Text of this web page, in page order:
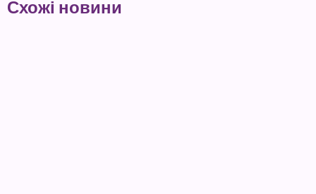
Схожі новини